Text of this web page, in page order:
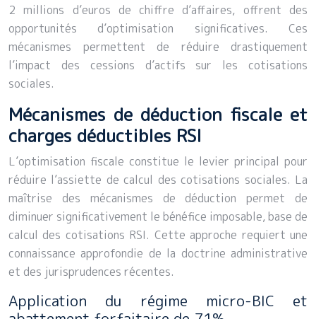
2 millions d’euros de chiffre d’affaires, offrent des
opportunités d’optimisation significatives. Ces
mécanismes permettent de réduire drastiquement
l’impact des cessions d’actifs sur les cotisations
sociales.
Mécanismes de déduction fiscale et
charges déductibles RSI
L’optimisation fiscale constitue le levier principal pour
réduire l’assiette de calcul des cotisations sociales. La
maîtrise des mécanismes de déduction permet de
diminuer significativement le bénéfice imposable, base de
calcul des cotisations RSI. Cette approche requiert une
connaissance approfondie de la doctrine administrative
et des jurisprudences récentes.
Application du régime micro-BIC et